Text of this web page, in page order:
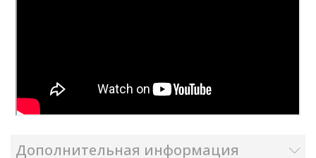
Дополнительная информация